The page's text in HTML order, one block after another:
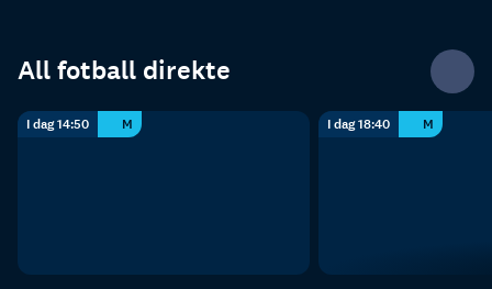
All fotball direkte
I dag 14:50 M I dag 18:40 M